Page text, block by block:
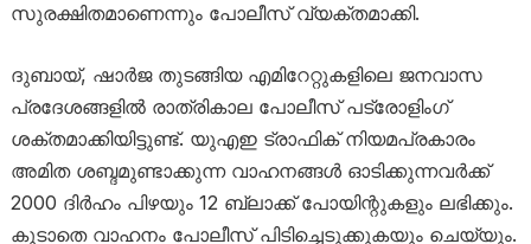
സുരക്ഷിതമാണെന്നും പോലീസ് വ്യക്തമാക്കി.
ദുബായ്, ഷാർജ തുടങ്ങിയ എമിറേറ്റുകളിലെ ജനവാസ
പ്രദേശങ്ങളിൽ രാത്രികാല പോലീസ് പട്രോളിംഗ്
ശക്തമാക്കിയിട്ടുണ്ട്. യുഎഇ ട്രാഫിക് നിയമപ്രകാരം
അമിത ശബ്ദമുണ്ടാക്കുന്ന വാഹനങ്ങൾ ഓടിക്കുന്നവർക്ക്
2000 ദിർഹം പിഴയും 12 ബ്ലാക്ക് പോയിന്റുകളും ലഭിക്കും.
കൂടാതെ വാഹനം പോലീസ് പിടിച്ചെടുക്കുകയും ചെയ്യും.